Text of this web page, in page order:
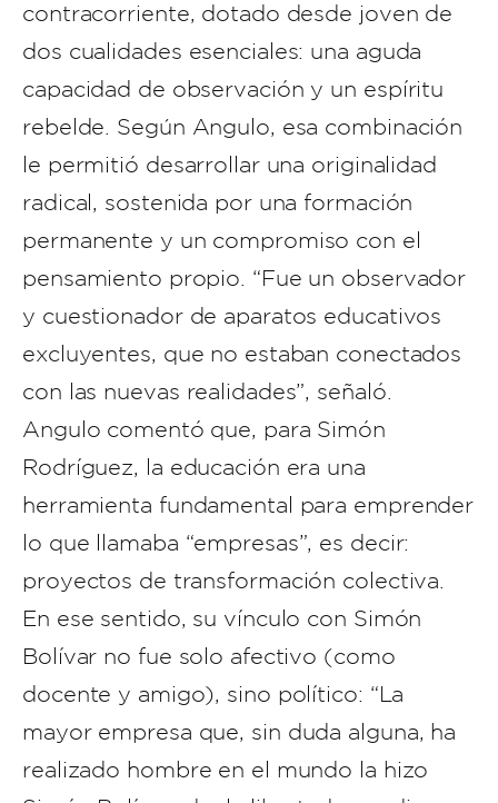
contracorriente, dotado desde joven de
dos cualidades esenciales: una aguda
capacidad de observación y un espíritu
rebelde. Según Angulo, esa combinación
le permitió desarrollar una originalidad
radical, sostenida por una formación
permanente y un compromiso con el
pensamiento propio. “Fue un observador
y cuestionador de aparatos educativos
excluyentes, que no estaban conectados
con las nuevas realidades”, señaló.
Angulo comentó que, para Simón
Rodríguez, la educación era una
herramienta fundamental para emprender
lo que llamaba “empresas”, es decir:
proyectos de transformación colectiva.
En ese sentido, su vínculo con Simón
Bolívar no fue solo afectivo (como
docente y amigo), sino político: “La
mayor empresa que, sin duda alguna, ha
realizado hombre en el mundo la hizo